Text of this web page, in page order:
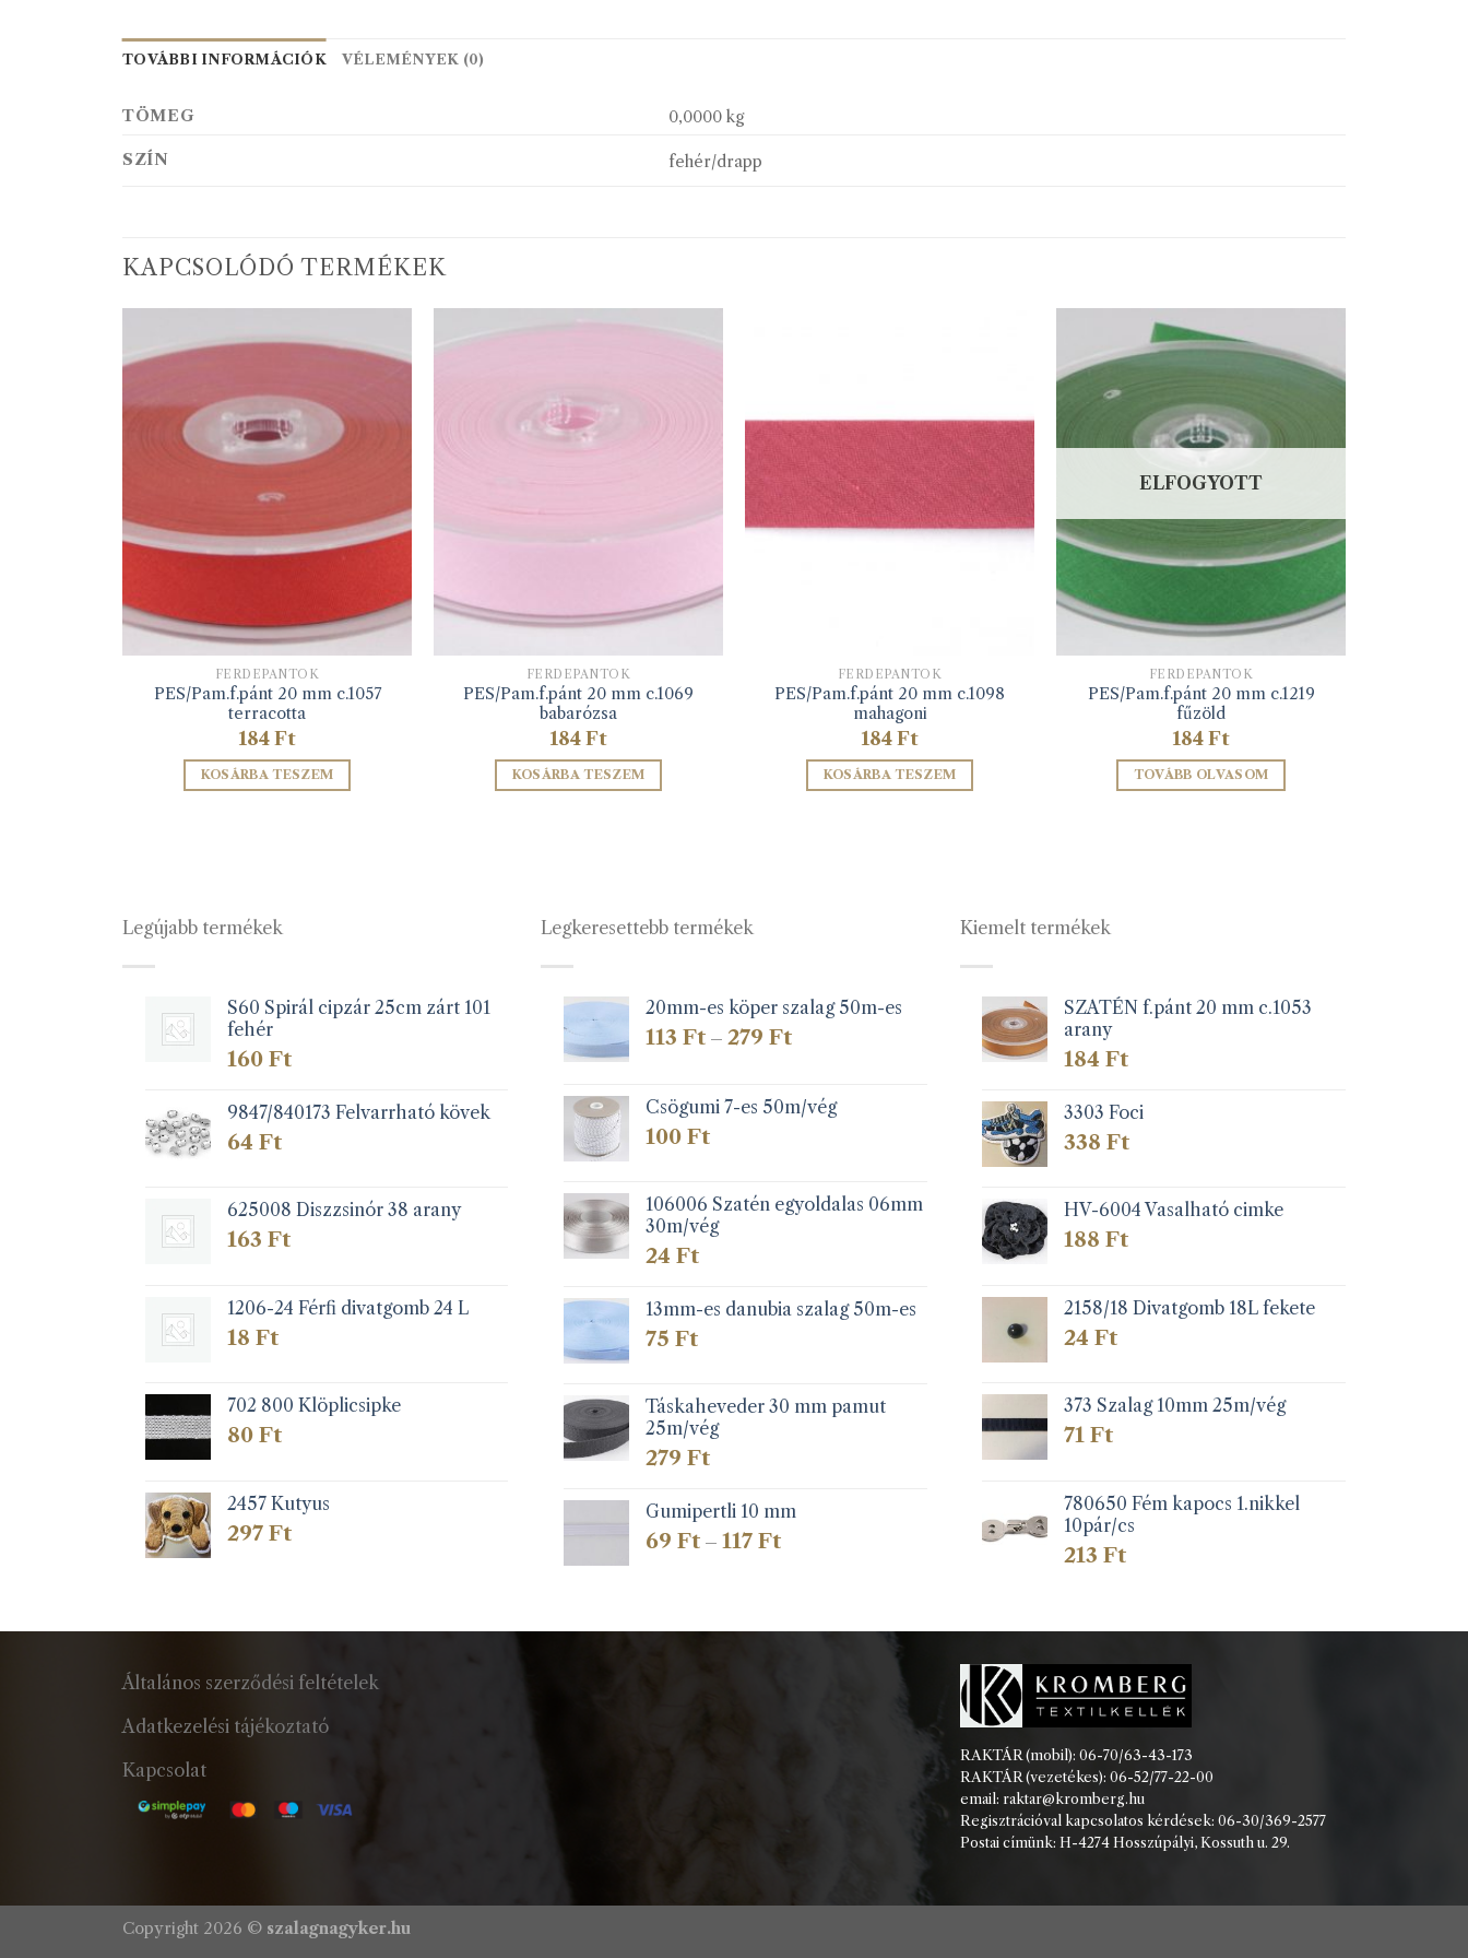
TOVÁBBI INFORMÁCIÓK VÉLEMÉNYEK (0)
TÖMEG 0,0000 kg
SZÍN fehér/drapp
KAPCSOLÓDÓ TERMÉKEK
FERDEPÁNTOK
PES/Pam.f.pánt 20 mm c.1057
terracotta
184Ft
KOSÁRBA TESZEM
FERDEPÁNTOK
PES/Pam.f.pánt 20 mm c.1069
babarózsa
184Ft
KOSÁRBA TESZEM
FERDEPÁNTOK
PES/Pam.f.pánt 20 mm c.1098
mahagoni
184Ft
KOSÁRBA TESZEM
ELFOGYOTT
FERDEPÁNTOK
PES/Pam.f.pánt 20 mm c.1219
fűzöld
184Ft
TOVÁBB OLVASOM
Legújabb termékek
S60 Spirál cipzár 25cm zárt 101
fehér
160 Ft
9847/840173 Felvarrható kövek
64 Ft
625008 Diszzsinór 38 arany
163 Ft
1206-24 Férfi divatgomb 24 L
18 Ft
702 800 Klöplicsipke
80 Ft
2457 Kutyus
297 Ft
Legkeresettebb termékek
20mm-es köper szalag 50m-es
113Ft – 279FtÁrtartomány:
279 Ft
Csögumi 7-es 50m/vég
100Ft
106006 Szatén egyoldalas 06mm
30m/vég
24Ft
13mm-es danubia szalag 50m-es
75Ft
Táskaheveder 30 mm pamut
25m/vég
279Ft
Gumipertli 10 mm
69Ft – 117FtÁrtartomány:
Kiemelt termékek
SZATÉN f.pánt 20 mm c.1053
arany
184Ft
3303 Foci
338Ft
HV-6004 Vasalható cimke
188Ft
2158/18 Divatgomb 18L fekete
24Ft
373 Szalag 10mm 25m/vég
71Ft
780650 Fém kapocs 1.nikkel
10pár/cs
213Ft
Általános szerződési feltételek
Adatkezelési tájékoztató
Kapcsolat
RAKTÁR (mobil): 06-70/63-43-173
RAKTÁR (vezetékes): 06-52/77-22-00
email: raktar@kromberg.hu
Regisztrációval kapcsolatos kérdések: 06-30/369-2577
Postai címünk: H-4274 Hosszúpályi, Kossuth u. 29.
Copyright 2026 © szalagnagyker.hu